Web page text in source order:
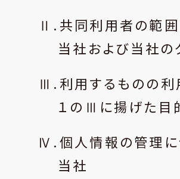
Ⅱ.共同利用者の範囲
当社および当社の
Ⅲ.利用するものの利
１のⅢに揚げた目
Ⅳ.個人情報の管理に
当社